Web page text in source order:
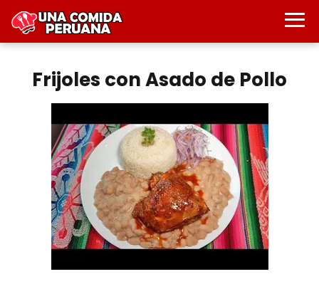
Frijoles con Asado de Pollo